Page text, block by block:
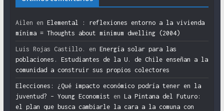
Ailen en Elemental : reflexiones entorno a la vivienda
mínima = Thoughts about minimum dwelling (2004)
Luis Rojas Castillo. en Energía solar para las
poblaciones. Estudiantes de la U. de Chile enseñan a la
comunidad a construir sus propios colectores
Elecciones: ¿Qué impacto económico podría tener en la
juventud? – Young Economist en La Pintana del Futuro:
el plan que busca cambiarle la cara a la comuna con